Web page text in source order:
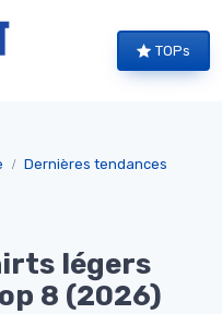
TOPs
Dernières tendances
légers
8 (2026)